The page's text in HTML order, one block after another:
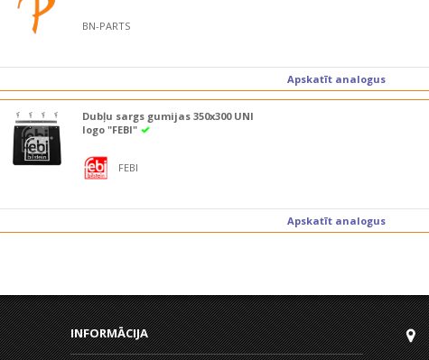
BN-PARTS
Apskatīt analogus
Dubļu sargs gumijas 350x300 UNI
logo "FEBI"
FEBI
Apskatīt analogus
INFORMĀCIJA